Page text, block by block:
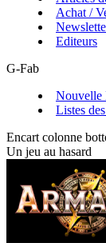
Achat /
Editeurs
G-Fab
Nouvelle
Listes
Encart colonne
Un jeu au hasard